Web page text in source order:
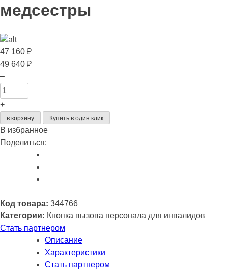
медсестры
47 160 ₽
49 640 ₽
Количество
товара
Med
31
-
комплект
вызова
–
+
в корзину Купить в один клик
В избранное
Поделиться:
Код товара: 344766
Категории: Кнопка вызова персонала для инвалидов
Стать партнером
Описание
Характеристики
Стать партнером